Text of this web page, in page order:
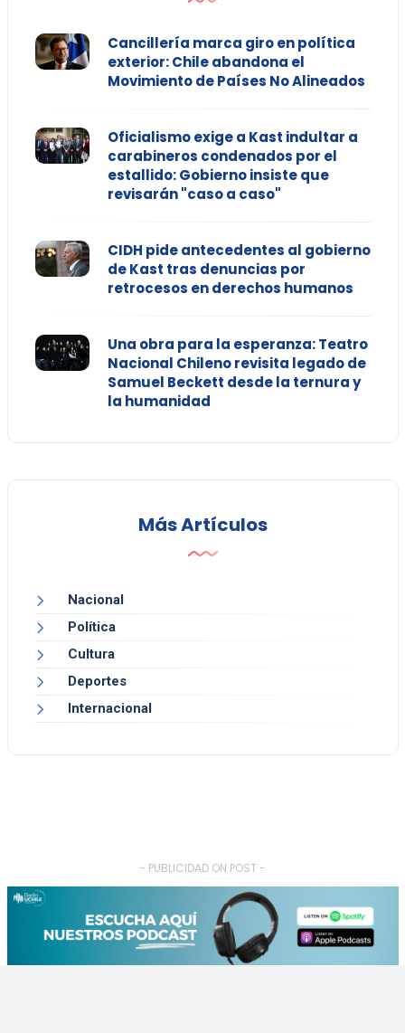
Cancillería marca giro en política
exterior: Chile abandona el
Movimiento de Países No Alineados
Oficialismo exige a Kast indultar a
carabineros condenados por el
estallido: Gobierno insiste que
revisarán "caso a caso"
CIDH pide antecedentes al gobierno
de Kast tras denuncias por
retrocesos en derechos humanos
Una obra para la esperanza: Teatro
Nacional Chileno revisita legado de
Samuel Beckett desde la ternura y
la humanidad
Más Artículos
Nacional
Política
Cultura
Deportes
Internacional
- PUBLICIDAD ON POST -